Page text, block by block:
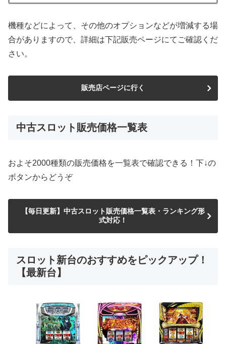
機種などによって、その他のオプションなどが増減する場
合がありますので、詳細は下記販売ページにてご確認くだ
さい。
販売店ページに行く
中古スロット販売価格一覧表
およそ2000種類の販売価格を一覧表で確認できる！下↓の
ボタンからどうぞ
【毎日更新】中古スロット販売価格一覧表・ランキング形
式対応！
スロット新台のおすすめをピックアップ！
【最新台】